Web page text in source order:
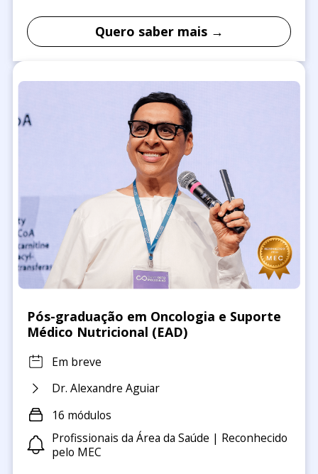
Quero saber mais →
Pós-graduação em Oncologia e Suporte
Médico Nutricional (EAD)
Em breve
Dr. Alexandre Aguiar
16 módulos
Profissionais da Área da Saúde | Reconhecido
pelo MEC